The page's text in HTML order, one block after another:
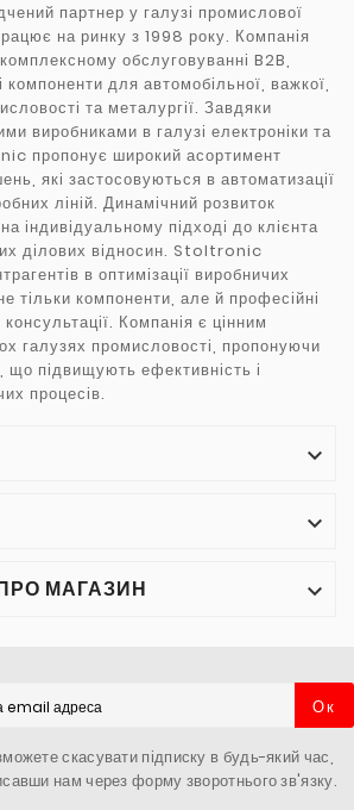
партнер у галузі промислової
на ринку з 1998 року. Компанія
обслуговуванні B2B,
компоненти для автомобільної, важкої,
та металургії. Завдяки
виробниками в галузі електроніки та
пропонує широкий асортимент
які застосовуються в автоматизації
ліній. Динамічний розвиток
індивідуальному підході до клієнта
ділових відносин. Stoltronic
в оптимізації виробничих
тільки компоненти, але й професійні
консультації. Компанія є цінним
галузях промисловості, пропонуючи
що підвищують ефективність і
процесів.


МАГАЗИН 
Ок
скасувати підписку в будь-який час,
нам через форму зворотнього зв'язку.